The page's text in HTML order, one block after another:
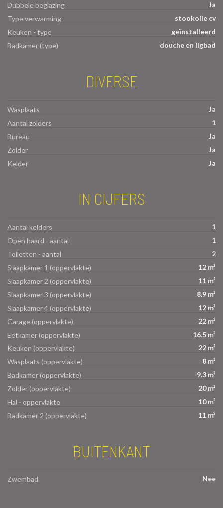
Dubbele beglazing
Ja
Type verwarming
stookolie cv
Keuken - type
geïnstalleerd
Badkamer (type)
douche en ligbad
DIVERSE
Wasplaats
Ja
Aantal zolders
1
Bureau
Ja
Zolder
Ja
Kelder
Ja
IN CIJFERS
Aantal kelders
1
Open haard - aantal
1
Toiletten - aantal
2
Slaapkamer 1 (oppervlakte)
12 m²
Slaapkamer 2 (oppervlakte)
11 m²
Slaapkamer 3 (oppervlakte)
8.9 m²
Slaapkamer 4 (oppervlakte)
12 m²
Garage (oppervlakte)
22 m²
Eetkamer (oppervlakte)
16.5 m²
Keuken (oppervlakte)
22 m²
Wasplaats (oppervlakte)
8 m²
Badkamer (oppervlakte)
9.3 m²
Zolder (oppervlakte)
20 m²
Hal - oppervlakte
10 m²
Badkamer 2 (oppervlakte)
11 m²
BUITENKANT
Zwembad Nee